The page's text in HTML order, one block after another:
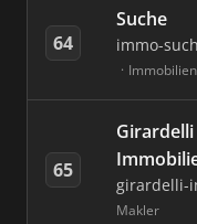
64
Suche
immo-
65
girardelli-
Makler